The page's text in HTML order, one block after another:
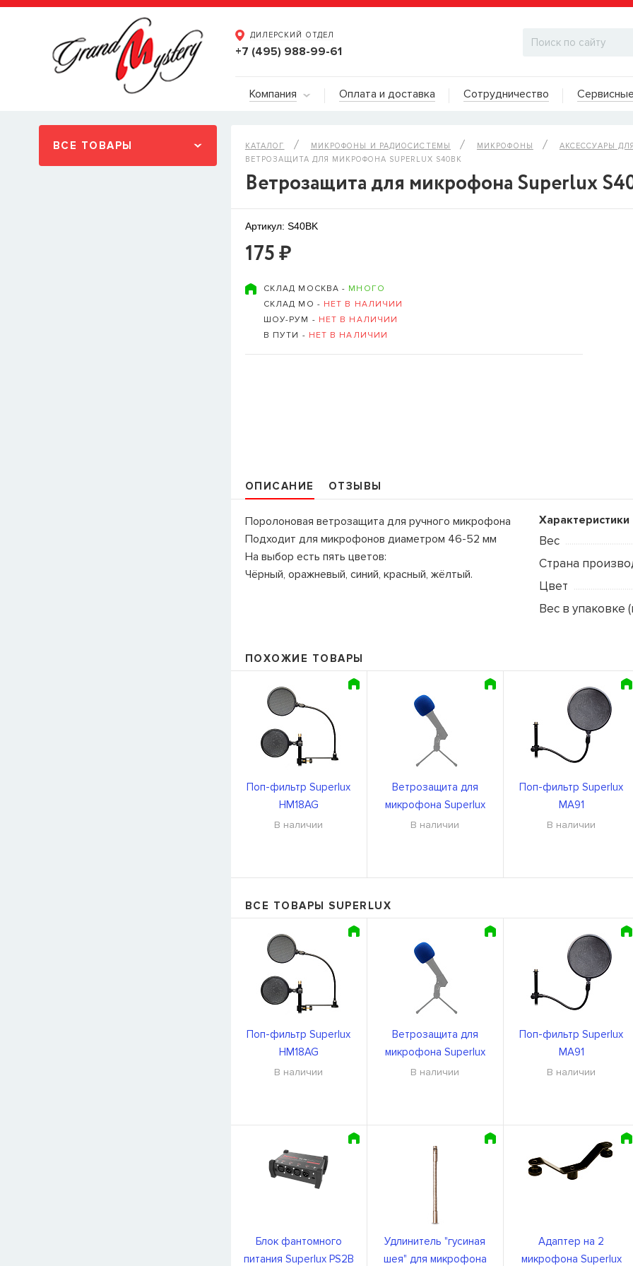
ДИЛЕРСКИЙ ОТДЕЛ
+7 (495) 988-99-61
ДИЛЕРСКИЙ ОТДЕЛ
109235, Г. МОСКВА,
График работы:
пн–чт: 10:00–19:00
пт: 10:00–18:00
сб, вс: выходной
Компания Оплата и доставка Сотрудничество
ВСЕ ТОВАРЫ КАТАЛОГ МИКРОФОНЫ И РАДИОСИСТЕМЫ МИКРОФОНЫ АКСЕССУАРЫ
ВЕТРОЗАЩИТА ДЛЯ МИКРОФОНА SUPERLUX S40BK
Ветрозащита для микрофона Superlux
Артикул: S40BK
175 ₽
СКЛАД МОСКВА - МНОГО
СКЛАД МО - НЕТ В НАЛИЧИИ
ШОУ-РУМ - НЕТ В НАЛИЧИИ
В ПУТИ - НЕТ В НАЛИЧИИ
ОПИСАНИЕ ОТЗЫВЫ
Поролоновая ветрозащита для ручного микрофона
Подходит для микрофонов диаметром 46-52 мм
На выбор есть пять цветов:
Чёрный, оражневый, синий, красный, жёлтый.
Характеристики
Вес
Страна
Цвет
Вес в упаковке
ПОХОЖИЕ ТОВАРЫ
Поп-фильтр Superlux
HM18AG
В наличии
Ветрозащита для
микрофона Superlux
S40BL
В наличии
Поп-фильтр Superlux
MA91
В наличии
ВСЕ ТОВАРЫ SUPERLUX
Поп-фильтр Superlux
HM18AG
В наличии
Ветрозащита для
микрофона Superlux
S40BL
В наличии
Поп-фильтр Superlux
MA91
В наличии
Блок фантомного
питания Superlux PS2B
Удлинитель "гусиная
шея" для микрофона
Адаптер на 2
микрофона Superlux